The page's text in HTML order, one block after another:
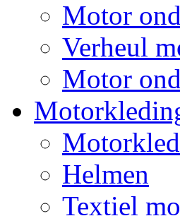
Motor
Verheul
Motor
Helmen
Textiel